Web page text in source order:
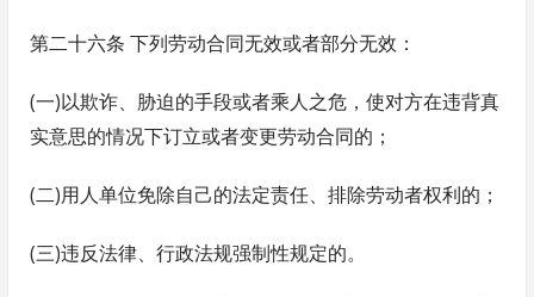
第二十六条 下列劳动合同无效或者部分无效：
(一)以欺诈、胁迫的手段或者乘人之危，使对方在违背真
实意思的情况下订立或者变更劳动合同的；
(二)用人单位免除自己的法定责任、排除劳动者权利的；
(三)违反法律、行政法规强制性规定的。